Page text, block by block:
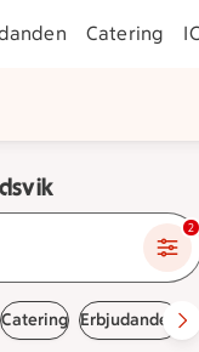
Catering
på ort eller tjänst 2
Catering Erbjudanden